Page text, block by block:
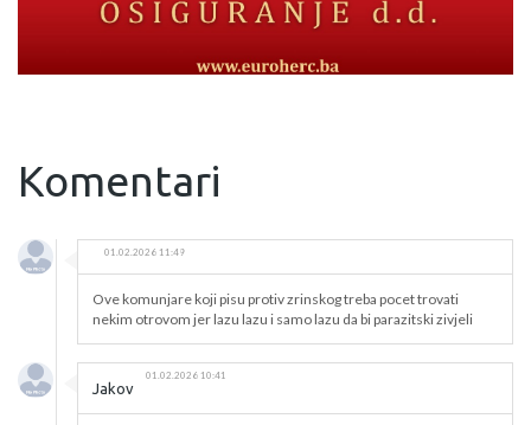
Komentari
01.02.2026 11:49
Ove komunjare koji pisu protiv zrinskog treba pocet trovati
nekim otrovom jer lazu lazu i samo lazu da bi parazitski zivjeli
Jakov
01.02.2026 10:41